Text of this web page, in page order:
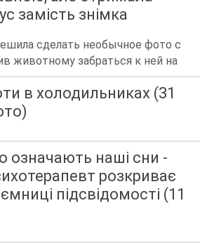
замість знімка
сделать необычное фото с
животному забраться к ней на
в холодильниках (31
означають наші сни -
розкриває
підсвідомості (11